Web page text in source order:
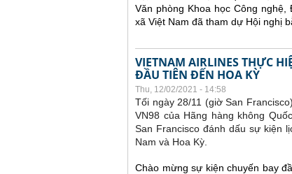
Văn phòng Khoa học Công
xã Việt Nam đã tham dự Hội nghị
VIETNAM AIRLINES THỰC
ĐẦU TIÊN ĐẾN HOA KỲ
Thu, 12/02/2021 - 14:58
Tối ngày 28/11 (giờ San
VN98 của Hãng hàng không
San Francisco đánh dấu sự kiện
Nam và Hoa Kỳ.
Chào mừng sự kiện chuyến bay